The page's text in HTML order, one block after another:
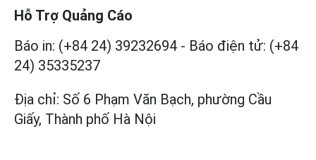
Hỗ Trợ Quảng Cáo
Báo in: (+84 24) 39232694 - Báo điện tử: (+84
24) 35335237
Địa chỉ: Số 6 Phạm Văn Bạch, phường Cầu
Giấy, Thành phố Hà Nội